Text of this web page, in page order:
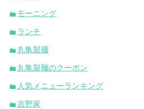
モーニング
ランチ
丸亀製麺
丸亀製麺のクーポン
人気メニューランキング
吉野家